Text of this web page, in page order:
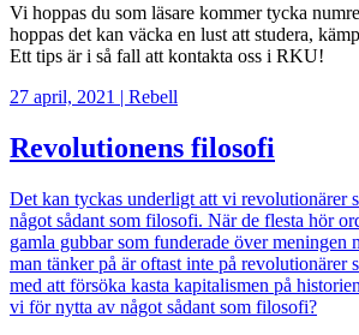
Vi hoppas du som läsare kommer tycka
hoppas det kan väcka en lust att studera,
Ett tips är i så fall att kontakta oss i RKU!
27 april, 2021 | Rebell
Revolutionens filosofi
Det kan tyckas underligt att vi revolutionärer
något sådant som filosofi. När de flesta hör
gamla gubbar som funderade över meningen
man tänker på är oftast inte på revolutionärer
med att försöka kasta kapitalismen på
vi för nytta av något sådant som filosofi?